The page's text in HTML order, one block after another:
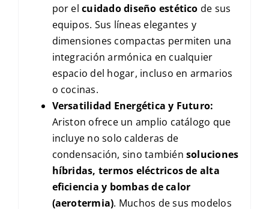
por elcuidado diseño estético de sus
equipos. Sus líneas elegantes y
dimensiones compactas permiten una
integración armónica en cualquier
espacio del hogar, incluso en armarios
o cocinas.
Versatilidad Energética y Futuro:
Ariston ofrece un amplio catálogo que
incluye no solo calderas de
condensación, sino también soluciones
híbridas, termos eléctricos de alta
eficiencia y bombas de calor
(aerotermia). Muchos de sus modelos